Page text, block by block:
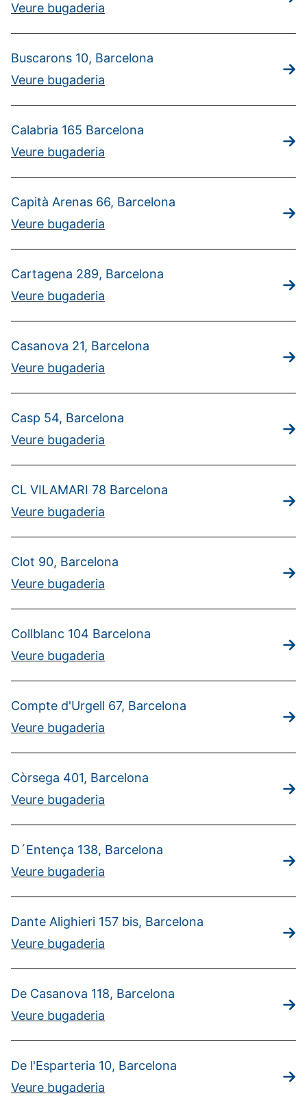
Veure bugaderia
Buscarons 10, Barcelona
Veure bugaderia
Calabria 165 Barcelona
Veure bugaderia
Capità Arenas 66, Barcelona
Veure bugaderia
Cartagena 289, Barcelona
Veure bugaderia
Casanova 21, Barcelona
Veure bugaderia
Casp 54, Barcelona
Veure bugaderia
CL VILAMARI 78 Barcelona
Veure bugaderia
Clot 90, Barcelona
Veure bugaderia
Collblanc 104 Barcelona
Veure bugaderia
Compte d'Urgell 67, Barcelona
Veure bugaderia
Còrsega 401, Barcelona
Veure bugaderia
D´Entença 138, Barcelona
Veure bugaderia
Dante Alighieri 157 bis, Barcelona
Veure bugaderia
De Casanova 118, Barcelona
Veure bugaderia
De l'Esparteria 10, Barcelona
Veure bugaderia